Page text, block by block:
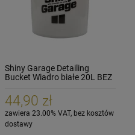
Shiny Garage Detailing
Bucket Wiadro białe 20L BEZ
44,90 zł
zawiera 23.00% VAT, bez kosztów
dostawy